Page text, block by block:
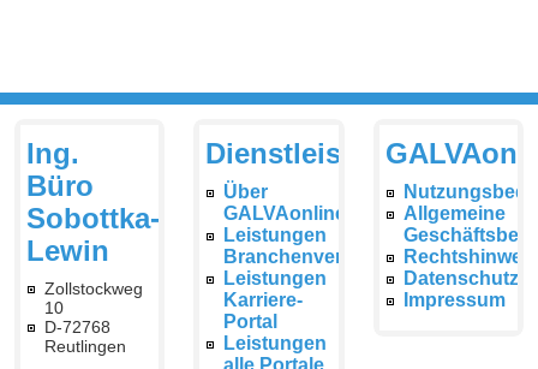
Ing.
Büro
Sobottka-
Lewin
Zollstockweg
10
D-72768
Reutlingen
Dienstleistungen
Über
GALVAonline
Leistungen
Branchenverzeichnis
Leistungen
Karriere-
Portal
Leistungen
Allgemeine
Impressum